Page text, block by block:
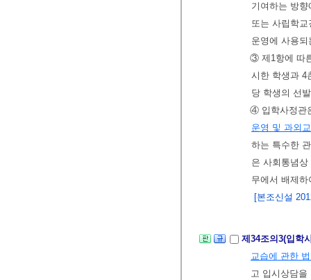
기여하는 방
또는 사립학
운영에 사용
③ 제1항에 따
시한 학생과 4
당 학생의 선
④ 입학사정관
운영 및 과외
하는 특수한
은 사회통념
무에서 배제
[본조신설
제34조의3(입학
교습에 관한
고 입시상담